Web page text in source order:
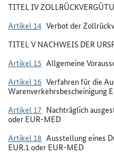
TITEL IV
Artikel 14 Verbot der
TITEL V NACHWEIS DER
Artikel 15 Allgemeine
Artikel 16 Verfahren für die
Warenverkehrsbescheinigung
Artikel 17 Nachträglich
oder EUR-MED
Artikel 18 Ausstellung eines
EUR.1 oder EUR-MED